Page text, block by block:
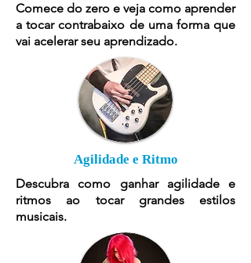
Comece do zero e veja como aprender
a tocar contrabaixo de uma forma que
vai acelerar seu aprendizado.
Agilidade e Ritmo
Descubra como ganhar agilidade e
ritmos ao tocar grandes estilos
musicais.